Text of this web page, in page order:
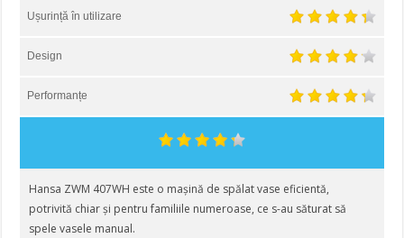
Ușurință în utilizare
Design
Performanțe
Hansa ZWM 407WH este o mașină de spălat vase eficientă,
potrivită chiar și pentru familiile numeroase, ce s-au săturat să
spele vasele manual.